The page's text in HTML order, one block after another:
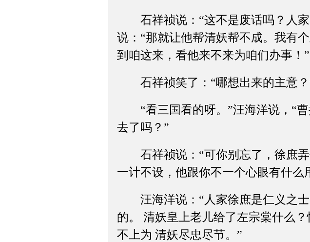
石祥祯说：“这不是废话吗？人家
说：“那就让他帮清妖帮不成。我有
到咱这来，看他来不来为咱们办事！”
石祥祯笑了：“哪想出来的主意？
“看三国看的呀。”汪海洋说，“曹
去了吗？”
石祥祯说：“可你别忘了，徐庶弄
一计不设，他跟你不一个心眼有什么
汪海洋说：“人家徐庶是仁义之士
的。 清妖皇上老儿给了左宗棠什么
不上为 清妖尽忠尽节。”